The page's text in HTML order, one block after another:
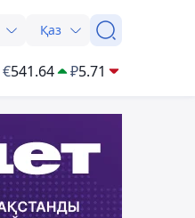
Қаз
€541.64 ₽5.71